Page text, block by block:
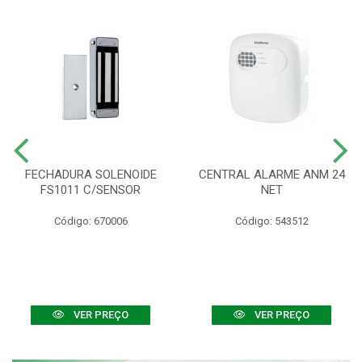
FECHADURA SOLENOIDE
FS1011 C/SENSOR
Código: 670006
VER PREÇO
CENTRAL ALARME ANM 24
NET
Código: 543512
VER PREÇO